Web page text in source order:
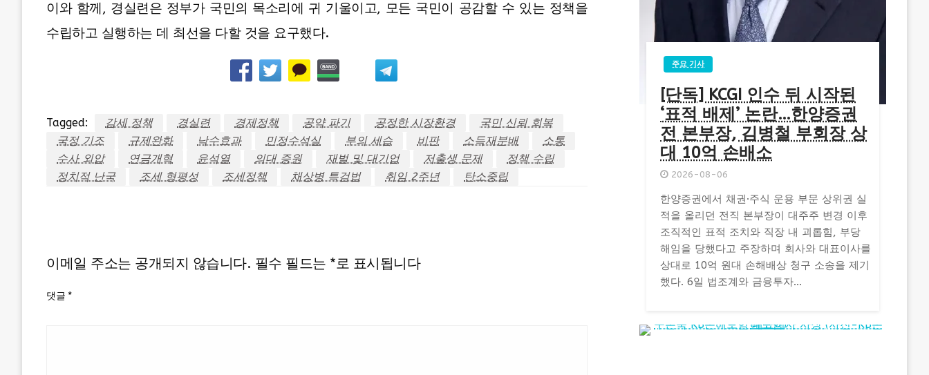
이와 함께, 경실련은 정부가 국민의 목소리에 귀 기울이고, 모든 국민이 공감할 수 있는 정책을
수립하고 실행하는 데 최선을 다할 것을 요구했다.
Tagged: 감세 정책 경실련 경제정책 공약 파기 공정한 시장환경
국민 신뢰 회복
국정 기조
규제완화 낙수효과 민정수석실 부의 세습 비판 소득재분배
소통
수사 외압
연금개혁 윤석열 의대 증원 재벌 및 대기업 저출생 문제
정책 수립
정치적 난국
조세 형평성 조세정책 채상병 특검법 취임 2주년 탄소중립
이메일 주소는 공개되지 않습니다. 필수 필드는 *로 표시됩니다
댓글 *
주요 기사
[단독] KCGI 인수 뒤 시작된
‘표적 배제’ 논란…한양증권
전 본부장, 김병철 부회장 상
대 10억 손배소
2026-08-06
한양증권에서 채권·주식 운용 부문 상위권 실
적을 올리던 전직 본부장이 대주주 변경 이후
조직적인 표적 조치와 직장 내 괴롭힘, 부당
해임을 당했다고 주장하며 회사와 대표이사를
상대로 10억 원대 손해배상 청구 소송을 제기
했다. 6일 법조계와 금융투자...